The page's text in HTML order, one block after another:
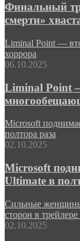
Финальный
смерти»
Liminal Point —
хоррора
06.10.2025
Liminal Point
Microsoft
полтора раза
02.10.2025
Microsoft
Ultimate в
Сильные
сторон в
02.10.2025